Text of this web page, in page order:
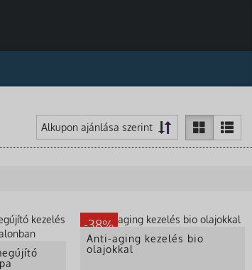
-38%
Anti-aging kezelés bio
olajokkal